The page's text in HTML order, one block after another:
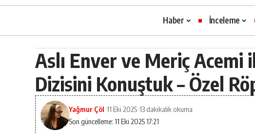
Haber İnceleme
Aslı Enver ve Meriç Acemi
Dizisini Konuştuk – Özel
Son güncelleme: 11 Eki 2025 17:21
Yağmur Çöl 11 Eki 2025 13 dakikalık okuma